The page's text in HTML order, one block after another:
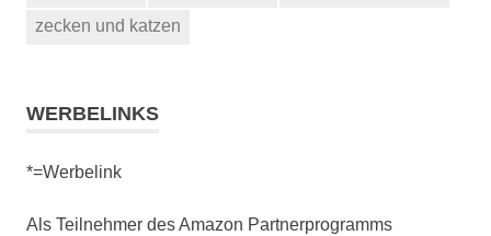
zecken und katzen
WERBELINKS
*=Werbelink
Als Teilnehmer des Amazon Partnerprogramms